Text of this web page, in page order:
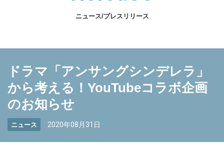
ニュース/プレスリリース
ドラマ「アンサングシンデレラ」
から考える！YouTubeコラボ企画
のお知らせ
ニュース 2020年08月31日